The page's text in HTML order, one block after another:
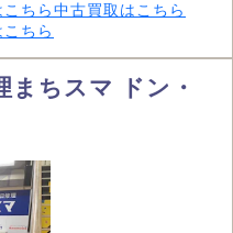
ちら 中古買取はこちら
ちら
まちスマ ドン・